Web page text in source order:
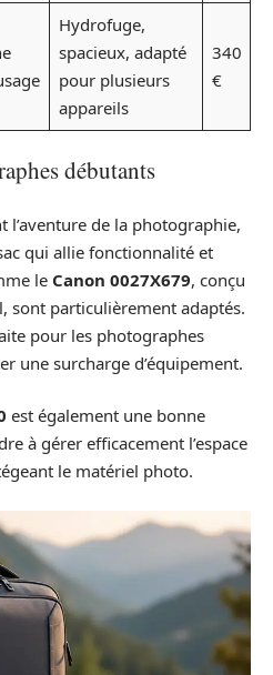
Hydrofuge,
spacieux, adapté
pour plusieurs
appareils
340
€
débutants
l’aventure de la photographie,
qui allie fonctionnalité et
le Canon 0027X679, conçu
sont particulièrement adaptés.
pour les photographes
une surcharge d’équipement.
est également une bonne
à gérer efficacement l’espace
le matériel photo.